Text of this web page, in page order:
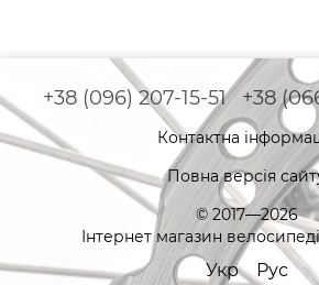
+38 (096) 207-15-51 +38
Контактна
Повна версія
© 2017—2026
Інтернет магазин
Укр Рус